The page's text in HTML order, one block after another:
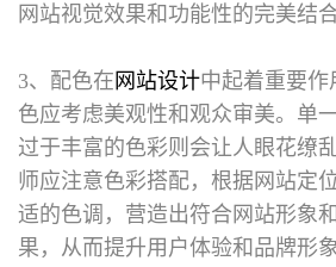
网站视觉效果和功能性的完美结合
3、配色在 网站设计中起着重要
色应考虑美观性和观众审美。单
过于丰富的色彩则会让人眼花缭
师应注意色彩搭配，根据网站定
适的色调，营造出符合网站形象
果，从而提升用户体验和品牌形象